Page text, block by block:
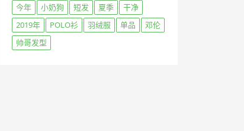
今年
小奶狗 短发 夏季
干净
2019年
POLO衫 羽绒服 单品
邓伦
帅哥发型